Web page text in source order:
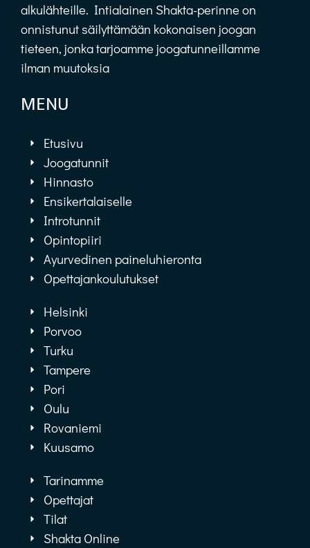
alkulähteille. Intialainen Shakta-perinne on
onnistunut säilyttämään kokonaisen joogan
tieteen, jonka tarjoamme joogatunneillamme
ilman muutoksia
MENU
Etusivu
Joogatunnit
Hinnasto
Ensikertalaiselle
Introtunnit
Opintopiiri
Ayurvedinen paineluhieronta
Opettajankoulutukset
Helsinki
Porvoo
Turku
Tampere
Pori
Oulu
Rovaniemi
Kuusamo
Tarinamme
Opettajat
Tilat
Shakta Online